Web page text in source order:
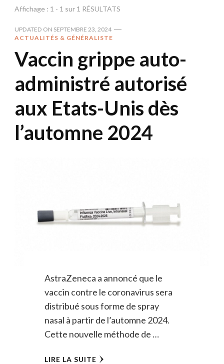
Affichage : 1 - 1 sur 1 RÉSULTATS
UPDATED ON SEPTEMBRE 23, 2024
ACTUALITÉS & GÉNÉRALISTE
Vaccin grippe auto-
administré autorisé
aux Etats-Unis dès
l’automne 2024
AstraZeneca a annoncé que le
vaccin contre le coronavirus sera
distribué sous forme de spray
nasal à partir de l’automne 2024.
Cette nouvelle méthode de …
LIRE LA SUITE